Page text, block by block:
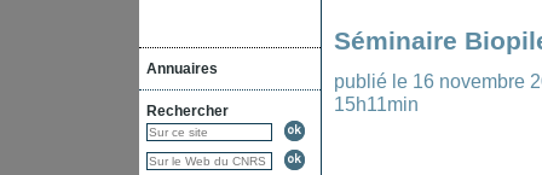
Annuaires
Rechercher
Séminaire
publié le 16 novembre
15h11min